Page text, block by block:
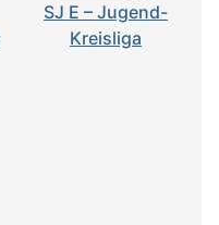
SJ E – Jugend-
Kreisliga